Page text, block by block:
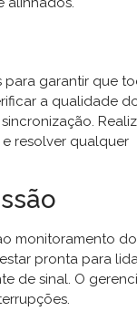
para garantir que
a qualidade
resolver qualquer
monitoramento
pronta para
de sinal. O